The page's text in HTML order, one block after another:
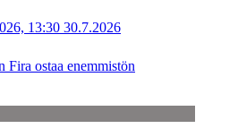
13:30 30.7.2026
Fira ostaa enemmistön